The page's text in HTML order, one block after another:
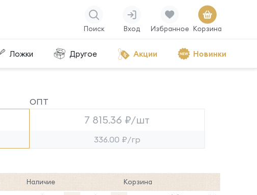
Поиск Вход Избранное Корзина
Ложки Другое Акции Новинки
ОПТ
7 815.36 ₽/шт
336.00 ₽/гр
Наличие
Корзина